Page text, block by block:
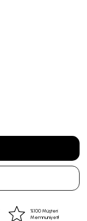
%100 Müşteri
Memnuniyeti!